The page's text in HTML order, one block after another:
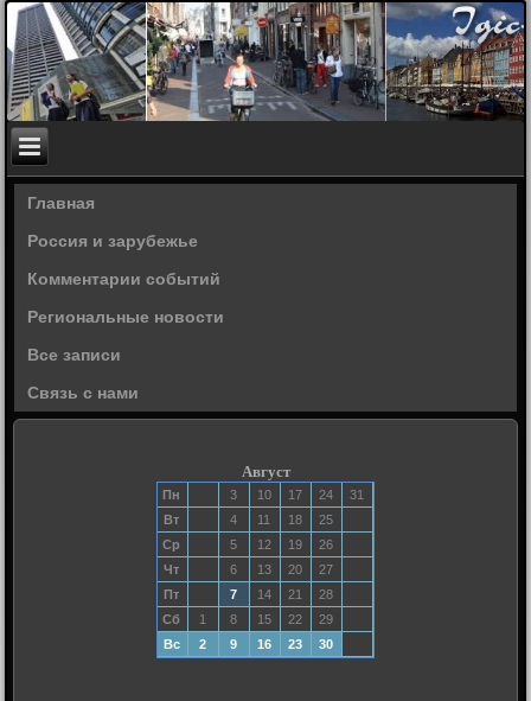
Главная
Россия и зарубежье
Комментарии событий
Региональные новости
Все записи
Связь с нами
Август
Пн 3 10 17 24
31
Вт
4 11 18
25
Ср
5 12 19
26
Чт
6 13 20
27
Пт
7 14 21
28
Сб
1 8 15 22
29
Вс
2 9 16 23 30